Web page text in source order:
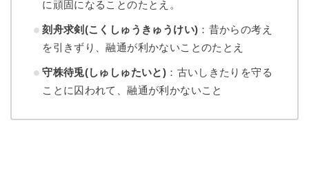
に頑固になることのたとえ。
刻舟求剣(こくしゅうきゅうけい) ：昔からの考え
を引きずり、融通が利かないことのたとえ
守株待兎(しゅしゅたいと) ：古いしきたりを守る
ことに囚われて、融通が利かないこと